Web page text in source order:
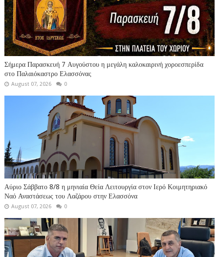
Σήμερα Παρασκευή 7 Αυγούστου η μεγάλη καλοκαιρινή χοροεσπερίδα
στο Παλαιόκαστρο Ελασσόνας
August 07, 2026 0
Αύριο Σάββατο 8/8 η μηνιαία Θεία Λειτουργία στον Ιερό Κοιμητηριακό
Ναό Αναστάσεως του Λαζάρου στην Ελασσόνα
August 07, 2026 0